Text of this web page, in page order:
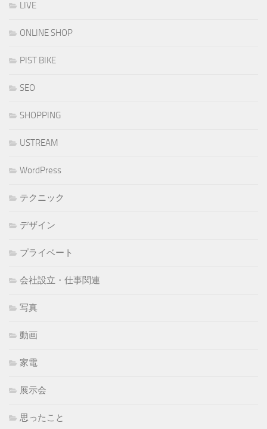
LIVE
ONLINE SHOP
PIST BIKE
SEO
SHOPPING
USTREAM
WordPress
テクニック
デザイン
プライベート
会社設立・仕事関連
写真
動画
家電
展示会
思ったこと